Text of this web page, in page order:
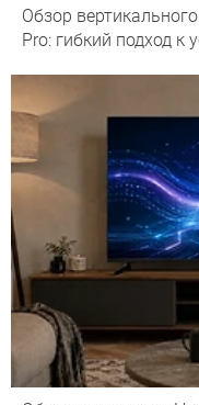
Обзор
Pro: гибкий подход к